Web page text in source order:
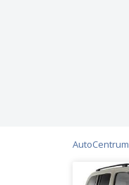
AutoCentrum